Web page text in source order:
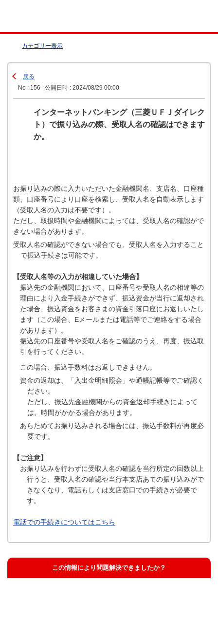
カテゴリー表示
戻る
No : 156
公開日時 : 2024/08/29 00:00
インターネットバンキング（三菱ＵＦＪダイレク
ト）で振り込みの際、受取人名の確認はできます
か。
お振り込みの際に入力いただいた金融機関名、支店名、口座種
類、口座番号により口座を検索し、受取人名を自動表示します
（受取人名の入力は不要です）。
ただし、取扱時間や金融機関によっては、受取人名の確認がで
きない場合があります。
受取人名の確認ができない場合でも、受取人名を入力すること
で振込手続きは可能です。
【受取人名等の入力が相違していた場合】
振込先の金融機関において、口座番号や受取人名の相違等の
理由により入金手続きができず、振込資金が当行に返却され
た場合、振込資金をお客さまの資金引落口座にお返しいたし
ます（この場合、Eメールまたは電話等でご連絡をする場合
があります）。
振込先の口座番号や受取人名をご確認のうえ、再度、振込取
引を行ってください。
この場合、振込手数料はお返しできません。
資金の返却は、「入出金明細照会」や通帳記帳等でご確認く
ださい。
ただし、振込先金融機関からの資金返却手続きによって
は、時間がかかる場合があります。
あらためてお振り込みされる場合には、振込手数料が再度必
要です。
【ご注意】
お振り込みを行わずに受取人名の確認を当行所定の回数以上
行うと、受取人名の確認や当行本支店あての振り込みがで
きなくなり、電話もしくは支店窓口での手続きが必要で
す。
電話での手続きについてはこちら
この情報により問題解決できましたか？